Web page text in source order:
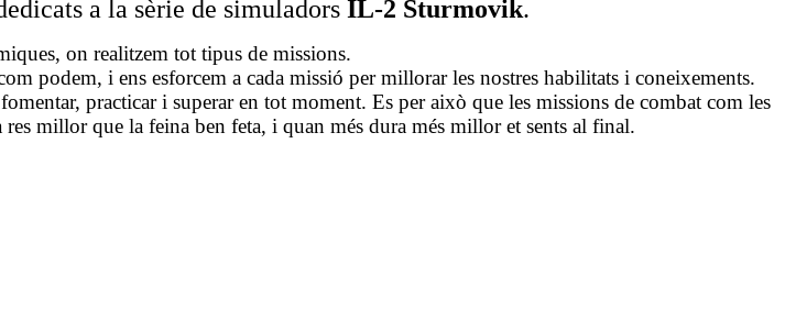
a la sèrie de simuladors IL-2 Sturmovik.
on realitzem tot tipus de missions.
podem, i ens esforcem a cada missió per millorar les nostres habilitats i coneixements.
practicar i superar en tot moment. Es per això que les missions de combat com les
millor que la feina ben feta, i quan més dura més millor et sents al final.